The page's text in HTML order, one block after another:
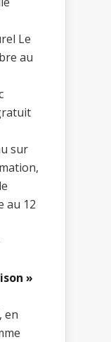
Le
au
sur
au 12
»
en